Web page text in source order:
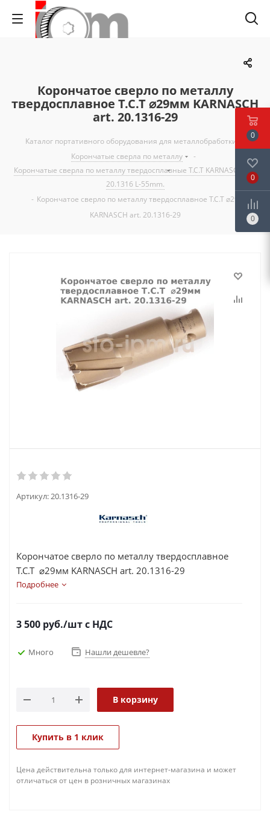
Корончатое сверло по металлу
твердосплавное Т.С.Т ⌀29мм KARNASCH
art. 20.1316-29
Каталог портативного оборудования для металлобработки
Корончатые сверла по металлу
-
Корончатые сверла по металлу твердосплавные Т.С.Т KARNASCH art.
20.1316 L-55mm.
- Корончатое сверло по металлу твердосплавное Т.С.Т ⌀29мм
KARNASCH art. 20.1316-29
Артикул:20.1316-29
Корончатое сверло по металлу твердосплавное
Т.С.Т ⌀29мм KARNASCH art. 20.1316-29
Подробнее
3 500 руб./штс НДС
Много Нашли дешевле?
В корзину
Купить в 1 клик
Цена действительна только для интернет-магазина и может
отличаться от цен в розничных магазинах
0
0
0